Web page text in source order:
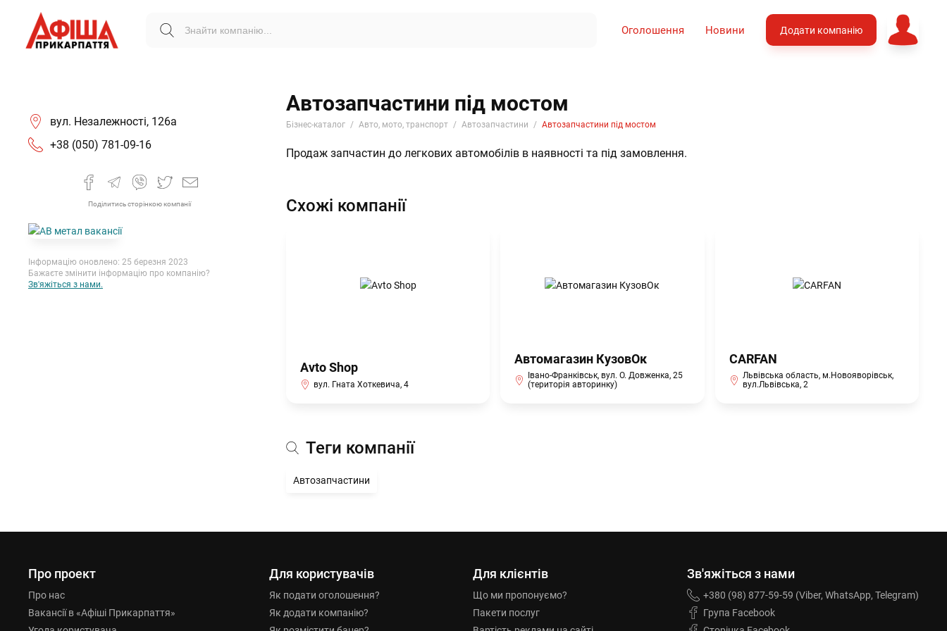
Оголошення Новини Додати компанію
вул. Незалежності, 126а
+38 (050) 781-09-16
Поділитись сторінкою компанії
Інформацію оновлено: 25 березня 2023
Бажаєте змінити інформацію про компанію?
Зв'яжіться з нами.
Автозапчастини під мостом
Бізнес-каталог Авто, мото, транспорт Автозапчастини Автозапчастини під мостом
Продаж запчастин до легкових автомобілів в наявності та під замовлення.
Схожі компанії
Avto Shop
вул. Гната Хоткевича, 4
Автомагазин КузовОк
Івано-Франківськ, вул. О. Довженка, 25
(територія авторинку)
CARFAN
Львівська область, м.Новояворівськ,
вул.Львівська, 2
Теги компанії
Автозапчастини
Про проект
Про нас
Вакансії в «Афіші Прикарпаття»
Для користувачів
Як подати оголошення?
Як додати компанію?
Для клієнтів
Що ми пропонуємо?
Пакети послуг
Зв'яжіться з нами
+380 (98) 877-59-59 (Viber, WhatsApp, Telegram)
Група Facebook